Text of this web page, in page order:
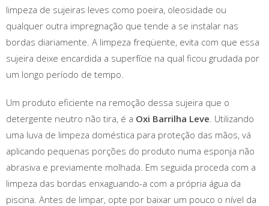
limpeza de sujeiras leves como poeira, oleosidade ou
qualquer outra impregnação que tende a se instalar nas
bordas diariamente. A limpeza freqüente, evita com que essa
sujeira deixe encardida a superfície na qual ficou grudada por
um longo período de tempo.
Um produto eficiente na remoção dessa sujeira que o
detergente neutro não tira, é a Oxi Barrilha Leve. Utilizando
uma luva de limpeza doméstica para proteção das mãos, vá
aplicando pequenas porções do produto numa esponja não
abrasiva e previamente molhada. Em seguida proceda com a
limpeza das bordas enxaguando-a com a própria água da
piscina. Antes de limpar, opte por baixar um pouco o nível da